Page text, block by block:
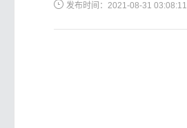
发布时间：2021-08-31 03:08:11